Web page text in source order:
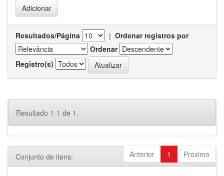
Resultados/Página | Ordenar registros por
Ordenar
Registro(s)
Resultado 1-1 de 1.
Anterior 1 Próximo
Conjunto de itens: